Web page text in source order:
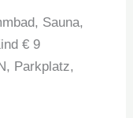
Sauna,
€ 9
Parkplatz,